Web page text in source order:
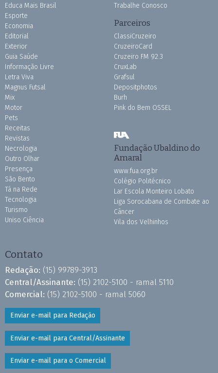
Educa Mais Brasil
Esporte
Economia
Editorial
Exterior
Guia Saúde
Informação Livre
Letra Viva
Magnus Futsal
Mix
Motor
Pets
Receitas
Revistas
Necrologia
Outro Olhar
Presença
São Bento
Tá na Rede
Tecnologia
Turismo
Uniso Ciência
Trabalhe Conosco
Parceiros
ClassiCruzeiro
CruzeiroCard
Cruzeiro FM 92.3
CruxLab
Grafsul
Depositphotos
Burh
Pink do Bem OSSEL
Fundação Ubaldino do
Amaral
www.fua.org.br
Colégio Politécnico
Lar Escola Monteiro Lobato
Liga Sorocabana de Combate ao
Câncer
Vila dos Velhinhos
Contato
Redação: (15) 99789-3913
Central/Assinante: (15) 2102-5100 - ramal 5110
Comercial: (15) 2102-5100 - ramal 5060
Enviar e-mail para Redação
Enviar e-mail para Central/Assinante
Enviar e-mail para o Comercial